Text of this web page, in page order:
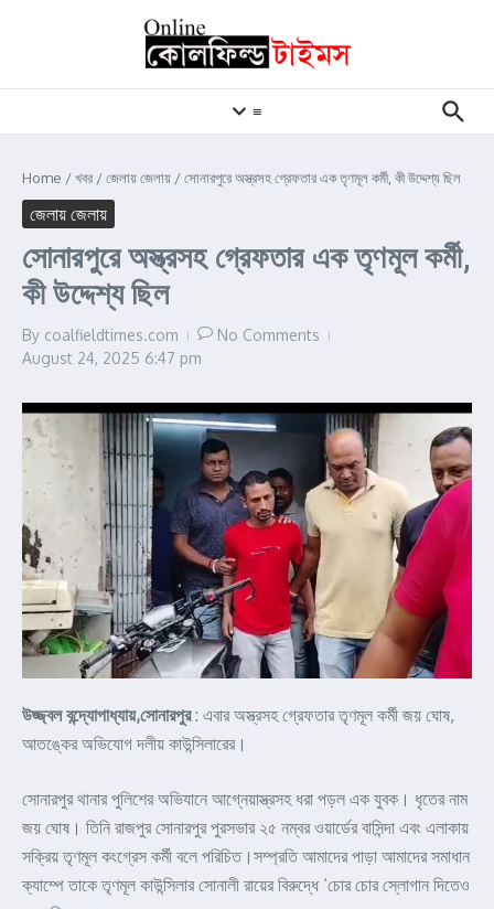
≡
Home /খবর /জেলায় জেলায় /সোনারপুরে অস্ত্রসহ গ্রেফতার এক তৃণমূল কর্মী, কী উদ্দেশ্য ছিল
জেলায় জেলায়
সোনারপুরে অস্ত্রসহ গ্রেফতার এক তৃণমূল কর্মী,
কী উদ্দেশ্য ছিল
By coalfieldtimes.com
No Comments
August 24, 2025 6:47 pm
উজ্জ্বল বন্দ্যোপাধ্যায়,সোনারপুর: এবার অস্ত্রসহ গ্রেফতার তৃণমূল কর্মী জয় ঘোষ,
আতঙ্কের অভিযোগ দলীয় কাউন্সিলারের।
সোনারপুর থানার পুলিশের অভিযানে আগ্নেয়াস্ত্রসহ ধরা পড়ল এক যুবক। ধৃতের নাম
জয় ঘোষ। তিনি রাজপুর সোনারপুর পুরসভার ২৫ নম্বর ওয়ার্ডের বাসিন্দা এবং এলাকায়
সক্রিয় তৃণমূল কংগ্রেস কর্মী বলে পরিচিত।সম্প্রতি আমাদের পাড়া আমাদের সমাধান
ক্যাম্পে তাকে তৃণমূল কাউন্সিলার সোনালী রায়ের বিরুদ্ধে ‘চোর চোর স্লোগান দিতেও